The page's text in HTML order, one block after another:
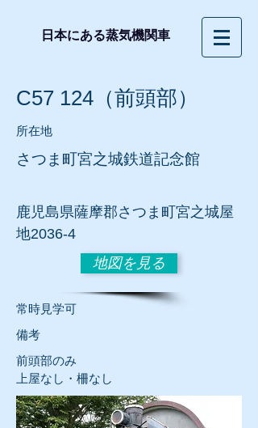
日本にある蒸気機関車
C57 124（前頭部）
所在地
さつま町宮之城鉄道記念館
鹿児島県薩摩郡さつま町宮之城屋
地2036-4
地図を見る
常時見学可
​備考
前頭部のみ
上屋なし・柵なし